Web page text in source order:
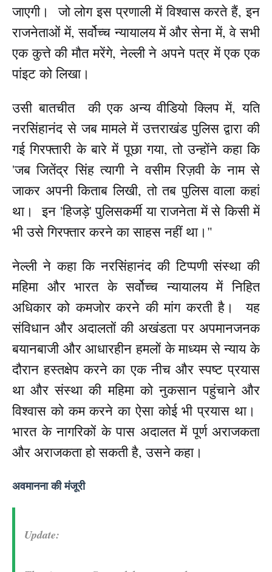
जाएगी। जो लोग इस प्रणाली में विश्वास करते हैं, इन
राजनेताओं में, सर्वोच्च न्यायालय में और सेना में, वे सभी
एक कुत्ते की मौत मरेंगे, नेल्ली ने अपने पत्र में एक एक
पांइट को लिखा।
उसी बातचीत की एक अन्य वीडियो क्लिप में, यति
नरसिंहानंद से जब मामले में उत्तराखंड पुलिस द्वारा की
गई गिरफ्तारी के बारे में पूछा गया, तो उन्होंने कहा कि
'जब जितेंद्र सिंह त्यागी ने वसीम रिज़वी के नाम से
जाकर अपनी किताब लिखी, तो तब पुलिस वाला कहां
था। इन 'हिजड़े' पुलिसकर्मी या राजनेता में से किसी में
भी उसे गिरफ्तार करने का साहस नहीं था।"
नेल्ली ने कहा कि नरसिंहानंद की टिप्पणी संस्था की
महिमा और भारत के सर्वोच्च न्यायालय में निहित
अधिकार को कमजोर करने की मांग करती है। यह
संविधान और अदालतों की अखंडता पर अपमानजनक
बयानबाजी और आधारहीन हमलों के माध्यम से न्याय के
दौरान हस्तक्षेप करने का एक नीच और स्पष्ट प्रयास
था और संस्था की महिमा को नुकसान पहुंचाने और
विश्वास को कम करने का ऐसा कोई भी प्रयास था।
भारत के नागरिकों के पास अदालत में पूर्ण अराजकता
और अराजकता हो सकती है, उसने कहा।
अवमानना की मंजूरी
Update: